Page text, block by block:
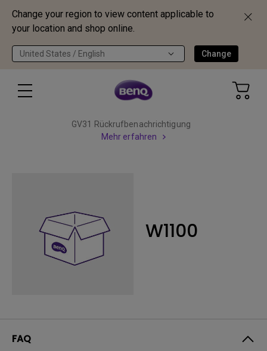
Change your region to view content applicable to
your location and shop online.
United States / English Change
GV31 Rückrufbenachrichtigung
Mehr erfahren
W1100
FAQ